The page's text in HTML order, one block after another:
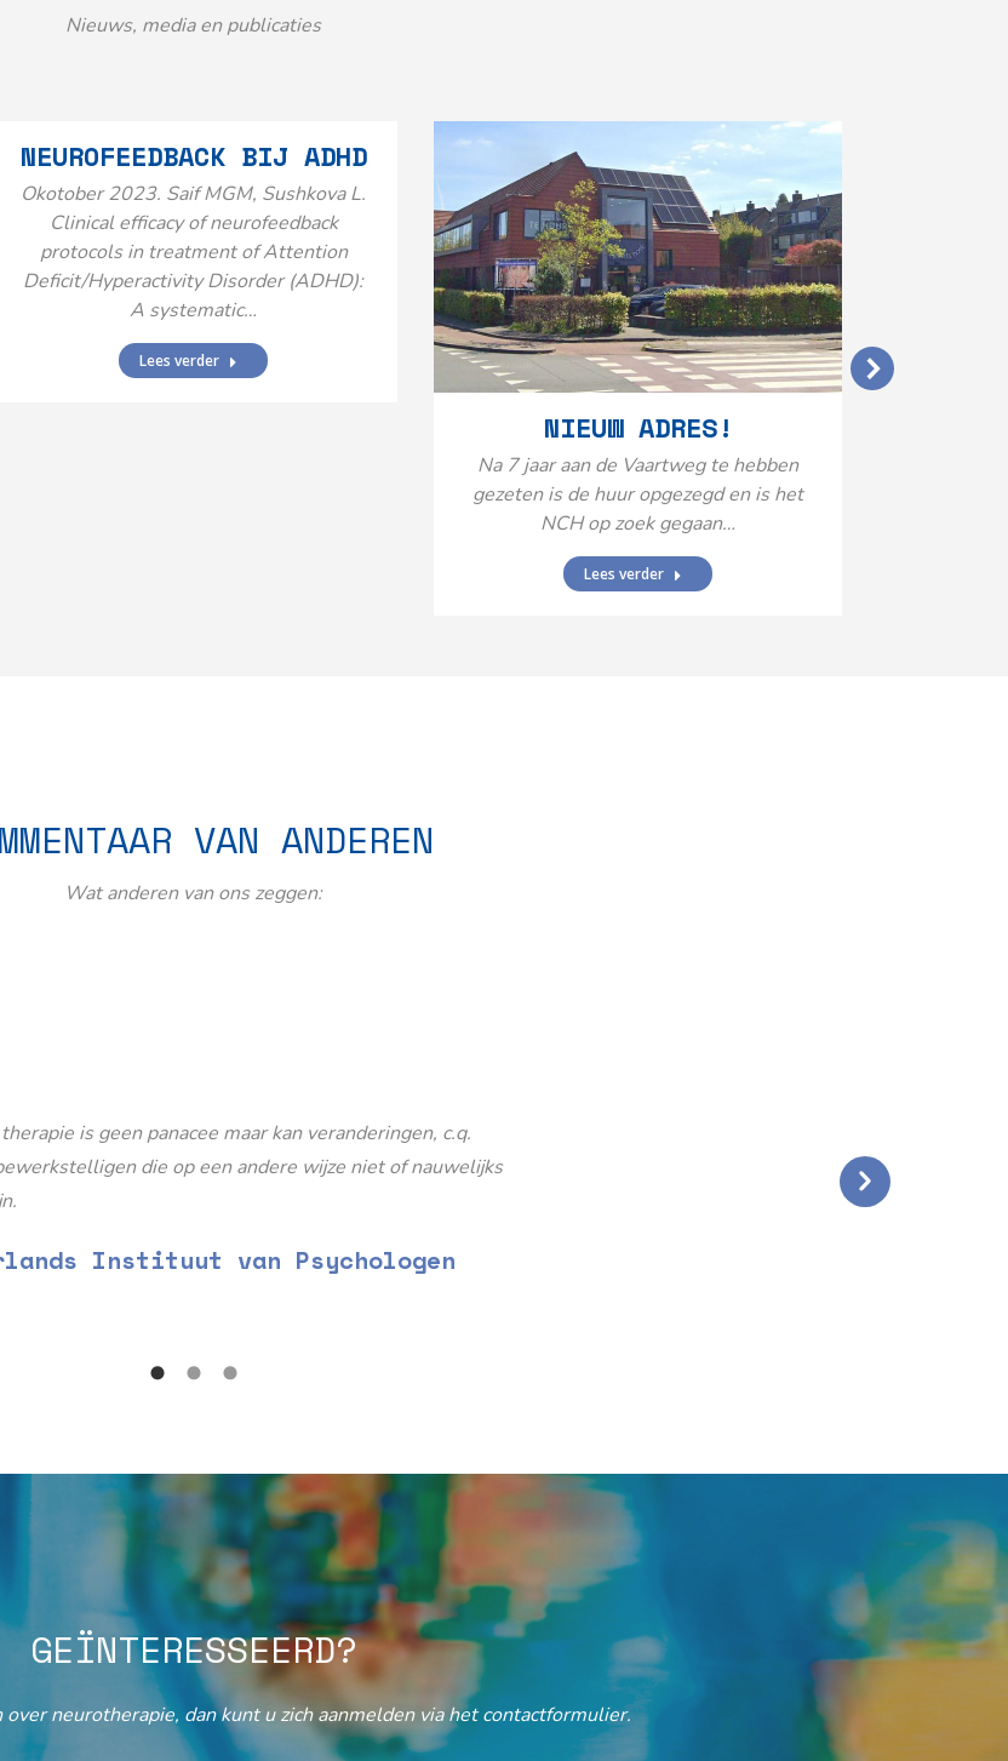
Nieuws, media en publicaties
NEUROFEEDBACK BIJ ADHD
Okotober 2023. Saif MGM, Sushkova L.
Clinical efficacy of neurofeedback
protocols in treatment of Attention
Deficit/Hyperactivity Disorder (ADHD):
A systematic…
Lees verder
NIEUW ADRES!
Na 7 jaar aan de Vaartweg te hebben
gezeten is de huur opgezegd en is het
NCH op zoek gegaan…
Lees verder
VAN ANDEREN
Wat anderen van ons zeggen:
is geen panacee maar kan veranderingen, c.q.
die op een andere wijze niet of nauwelijks
Instituut van Psychologen
GEÏNTERESSEERD?
neurotherapie, dan kunt u zich aanmelden via het contactformulier.